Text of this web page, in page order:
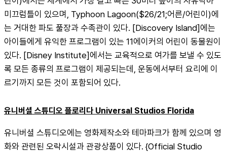
미끄럼틀이 있으며, Typhoon Lagoon($26/21;어른/어린이)에
는 거대한 파도 풀장과 수족관이 있다. [Discovery Island]에는
아이들에게 유익한 프로그램이 있는 11에이커의 어린이 동물원이
있다. [Disney Institute]에서는 교육적으로 여가를 보낼 수 있도
록 모든 종류의 프로그램이 제공되는데, 운동에서부터 요리에 이
르기까지 모든 것이 포함되어 있다.
유니버셜 스튜디오 플로리다 Universal Studios Florida
유니버셜 스튜디오에는 영화제작소와 테마파크가 함께 있으며 영
화와 관련된 오락시설과 관광상품이 있다. {Official Studio